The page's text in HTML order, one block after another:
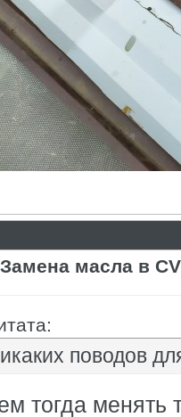
масла в
поводов
тогда менять